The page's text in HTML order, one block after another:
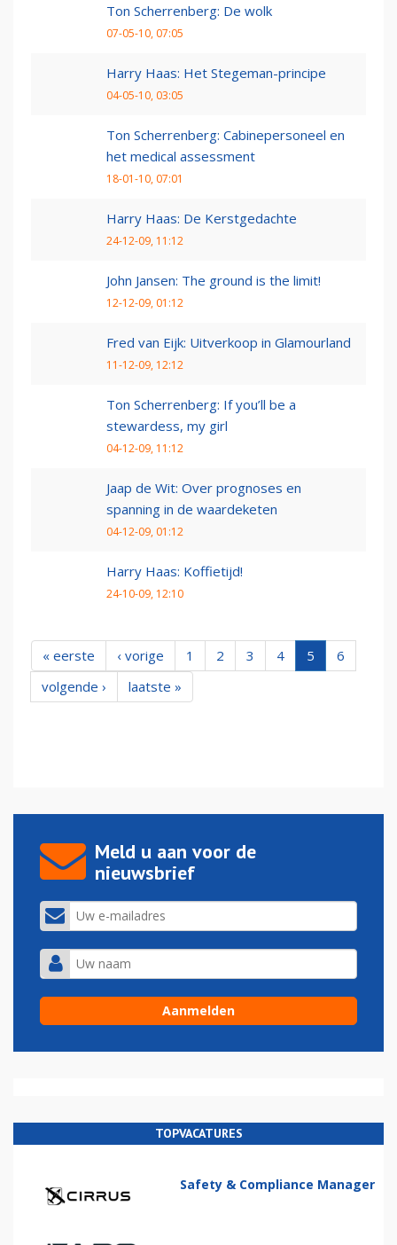
Ton Scherrenberg: De wolk
07-05-10, 07:05
Harry Haas: Het Stegeman-principe
04-05-10, 03:05
Ton Scherrenberg: Cabinepersoneel en
het medical assessment
18-01-10, 07:01
Harry Haas: De Kerstgedachte
24-12-09, 11:12
John Jansen: The ground is the limit!
12-12-09, 01:12
Fred van Eijk: Uitverkoop in Glamourland
11-12-09, 12:12
Ton Scherrenberg: If you’ll be a
stewardess, my girl
04-12-09, 11:12
Jaap de Wit: Over prognoses en
spanning in de waardeketen
04-12-09, 01:12
Harry Haas: Koffietijd!
24-10-09, 12:10
« eerste ‹ vorige 1 2 3 4 5
6
volgende ›
laatste »
Meld u aan voor de
nieuwsbrief
TOPVACATURES
Safety & Compliance Manager